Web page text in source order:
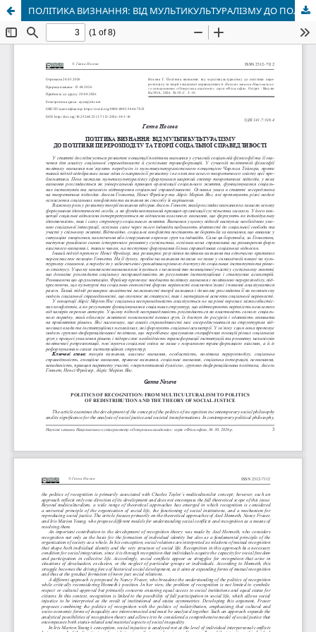
ПОЛІТИКА ВИЗНАННЯ: ВІД МУЛЬТИКУЛЬТУРАЛІЗМУ ДО ПОЛІТИКИ ПЕРЕРОЗПОДІЛУ ТА ТЕОРІЇ СОЦІАЛЬНОЇ СПРАВЕДЛИВОСТІ